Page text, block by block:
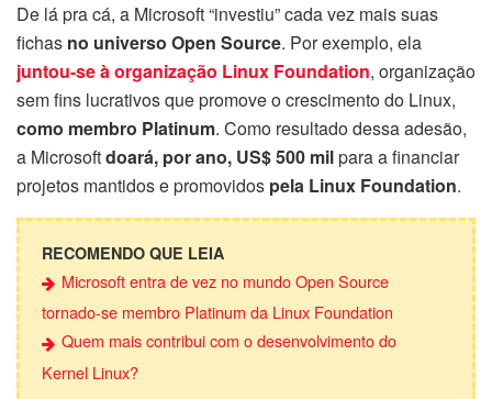
De lá pra cá, a Microsoft “investiu” cada vez mais suas
fichas no universo Open Source. Por exemplo, ela
juntou-se à organização Linux Foundation, organização
sem fins lucrativos que promove o crescimento do Linux,
como membro Platinum. Como resultado dessa adesão,
a Microsoftdoará, por ano, US$ 500 milpara a financiar
projetos mantidos e promovidos pela Linux Foundation.
RECOMENDO QUE LEIA
Microsoft entra de vez no mundo Open Source
tornado-se membro Platinum da Linux Foundation
Quem mais contribui com o desenvolvimento do
Kernel Linux?